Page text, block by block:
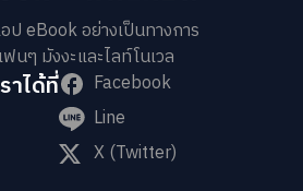
ป eBook อย่างเป็นทางการ
นๆ มังงะและไลท์โนเวล
าได้ที่
Facebook
Line
X (Twitter)